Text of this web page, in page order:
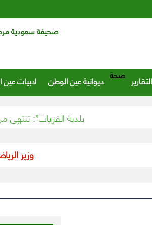
صحيفة سعودية
التقارير صحة ديوانية عين الوطن ادبيات
“بلدية القريات”: تنتهي من تركيب 128 عمود إنارة تجميلي
وزير